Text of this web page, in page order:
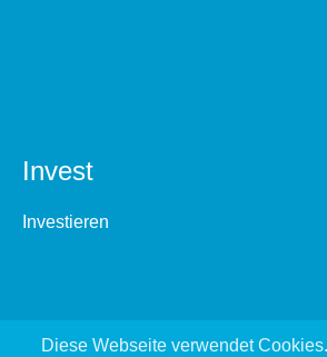
Invest
Investieren
Diese Webseite verwendet